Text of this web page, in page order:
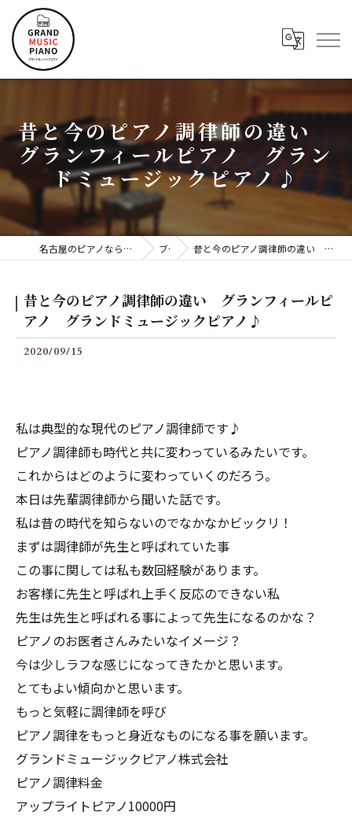
昔と今のピアノ調律師の違い
グランフィールピアノ グラン
ドミュージックピアノ♪
名古屋のピアノならグランドミュージックピアノ株式会社 ブログ 昔と今のピアノ調律師の違い グランフィールピアノ グランドミュージックピアノ♪
昔と今のピアノ調律師の違い グランフィールピ
アノ グランドミュージックピアノ♪
2020/09/15
私は典型的な現代のピアノ調律師です♪
ピアノ調律師も時代と共に変わっているみたいです。
これからはどのように変わっていくのだろう。
本日は先輩調律師から聞いた話です。
私は昔の時代を知らないのでなかなかビックリ！
まずは調律師が先生と呼ばれていた事
この事に関しては私も数回経験があります。
お客様に先生と呼ばれ上手く反応のできない私
先生は先生と呼ばれる事によって先生になるのかな？
ピアノのお医者さんみたいなイメージ？
今は少しラフな感じになってきたかと思います。
とてもよい傾向かと思います。
もっと気軽に調律師を呼び
ピアノ調律をもっと身近なものになる事を願います。
グランドミュージックピアノ株式会社
ピアノ調律料金
アップライトピアノ10000円